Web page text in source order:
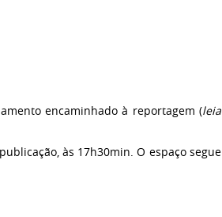
encaminhado à reportagem (leia
às 17h30min. O espaço segue